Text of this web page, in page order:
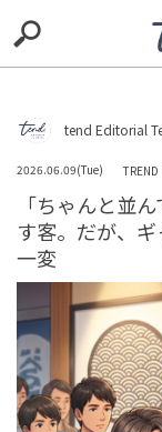
TIE-UP お出
trill
Unmute /
tend Editorial
2026.06.09(Tue) TREND
「ちゃんと並
す客。だが、
一変